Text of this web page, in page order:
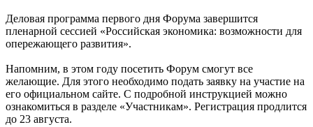
Деловая программа первого дня Форума завершится
пленарной сессией «Российская экономика: возможности для
опережающего развития».
Напомним, в этом году посетить Форум смогут все
желающие. Для этого необходимо подать заявку на участие на
его официальном сайте. С подробной инструкцией можно
ознакомиться в разделе «Участникам». Регистрация продлится
до 23 августа.